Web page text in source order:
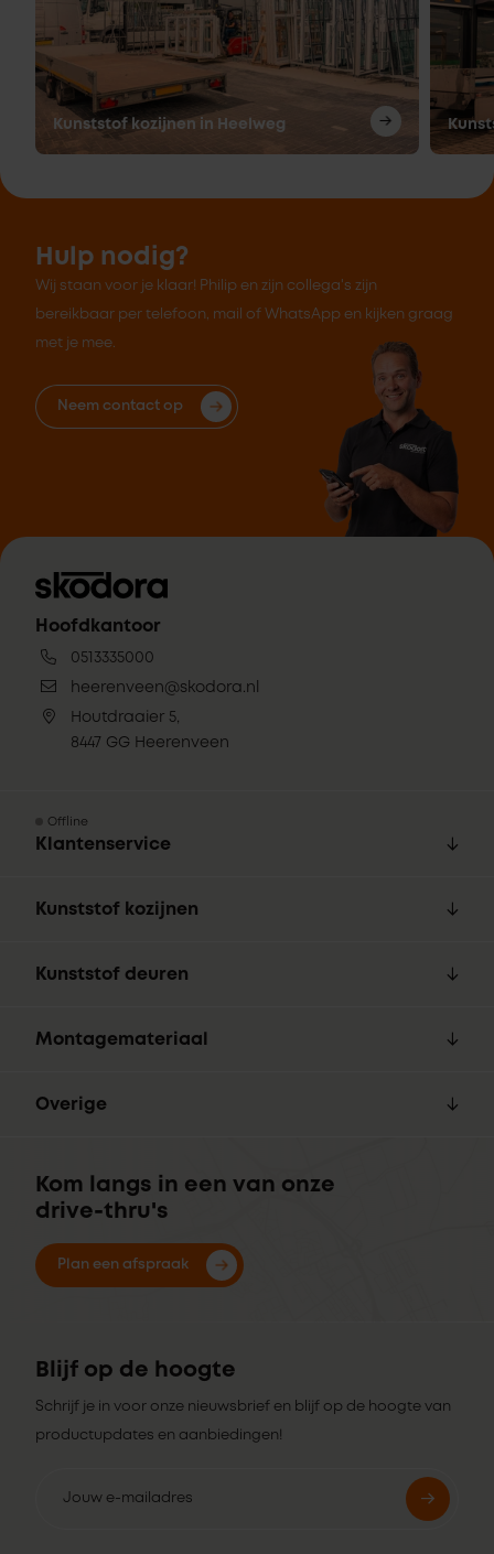
Kunststof kozijnen in Heelweg
Hulp nodig?
Wij staan voor je klaar! Philip en zijn collega's zijn
bereikbaar per telefoon, mail of WhatsApp en kijken graag
met je mee.
Neem contact op
Hoofdkantoor
0513335000
heerenveen@skodora.nl
Houtdraaier 5,
8447 GG Heerenveen
Offline
Klantenservice
Kunststof kozijnen
Kunststof deuren
Montagemateriaal
Overige
Kom langs in een van onze
drive-thru's
Plan een afspraak
Blijf op de hoogte
Schrijf je in voor onze nieuwsbrief en blijf op de hoogte van
productupdates en aanbiedingen!